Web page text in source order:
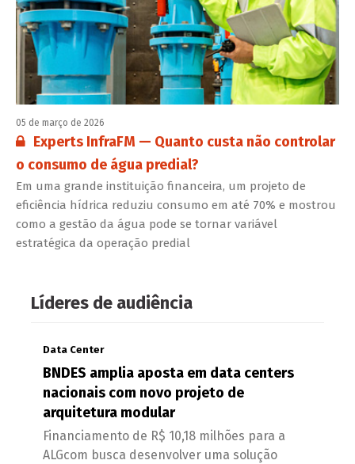
05 de março de 2026
Conteúdo restrito:
Experts InfraFM — Quanto custa não controlar
o consumo de água predial?
Em uma grande instituição financeira, um projeto de
eficiência hídrica reduziu consumo em até 70% e mostrou
como a gestão da água pode se tornar variável
estratégica da operação predial
Líderes de audiência
Data Center
BNDES amplia aposta em data centers
nacionais com novo projeto de
arquitetura modular
Financiamento de R$ 10,18 milhões para a
ALGcom busca desenvolver uma solução